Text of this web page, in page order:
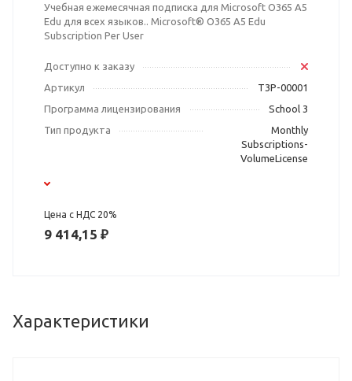
Учебная ежемесячная подписка для Microsoft O365 A5
Edu для всех языков.. Microsoft® O365 A5 Edu
Subscription Per User
Доступно к заказу
Артикул
T3P-00001
Программа лицензирования
School 3
Тип продукта
Monthly
Subscriptions-
VolumeLicense
Цена с НДС 20%
9 414,15 ₽
Характеристики